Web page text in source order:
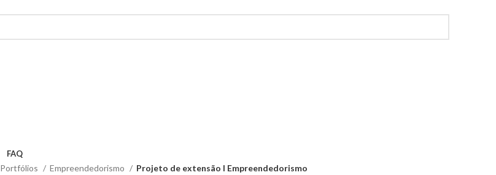
FAQ
Portfólios Empreendedorismo
Projeto de extensão I Empreendedorismo